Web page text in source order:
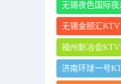
无锡夜色国际夜
无锡金颐汇KTV
福州新冶会
济南环球一号